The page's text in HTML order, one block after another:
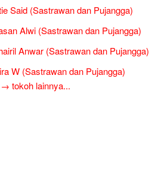
Said (Sastrawan dan Pujangga)
Alwi (Sastrawan dan Pujangga)
Anwar (Sastrawan dan Pujangga)
W (Sastrawan dan Pujangga)
tokoh lainnya...